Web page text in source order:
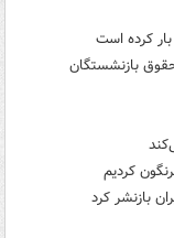
کرده است
بازنشستگان
بازنشر کرد